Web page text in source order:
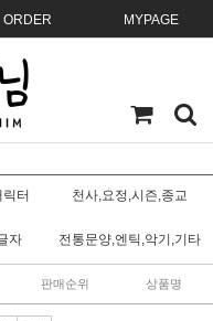
ORDER MYPAGE
터 천사,요정,시즌,종교
자 전통문양,엔틱,악기,기타
판매순위 상품명